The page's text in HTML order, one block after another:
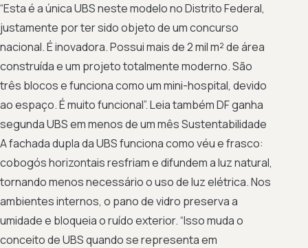
“Esta é a única UBS neste modelo no Distrito Federal,
justamente por ter sido objeto de um concurso
nacional. É inovadora. Possui mais de 2 mil m² de área
construída e um projeto totalmente moderno. São
três blocos e funciona como um mini-hospital, devido
ao espaço. É muito funcional”. Leia também DF ganha
segunda UBS em menos de um mês Sustentabilidade
A fachada dupla da UBS funciona como véu e frasco:
cobogós horizontais resfriam e difundem a luz natural,
tornando menos necessário o uso de luz elétrica. Nos
ambientes internos, o pano de vidro preserva a
umidade e bloqueia o ruído exterior. “Isso muda o
conceito de UBS quando se representa em